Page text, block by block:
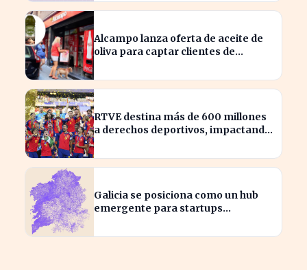
Alcampo lanza oferta de aceite de
oliva para captar clientes de
RTVE destina más de 600 millones
a derechos deportivos, impactando
Galicia se posiciona como un hub
emergente para startups